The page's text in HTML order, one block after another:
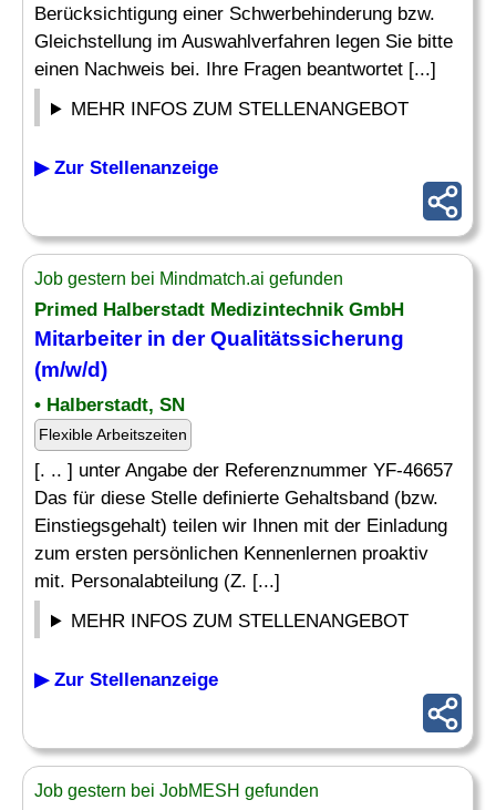
Berücksichtigung einer Schwerbehinderung bzw.
Gleichstellung im Auswahlverfahren legen Sie bitte
einen Nachweis bei. Ihre Fragen beantwortet [...]
MEHR INFOS ZUM STELLENANGEBOT
▶ Zur Stellenanzeige
Job gestern bei Mindmatch.ai gefunden
Primed Halberstadt Medizintechnik GmbH
Mitarbeiter in der Qualitätssicherung
(m/w/d)
• Halberstadt, SN
Flexible Arbeitszeiten
[. .. ] unter Angabe der Referenznummer YF-46657
Das für diese Stelle definierte Gehaltsband (bzw.
Einstiegsgehalt) teilen wir Ihnen mit der Einladung
zum ersten persönlichen Kennenlernen proaktiv
mit. Personalabteilung (Z. [...]
MEHR INFOS ZUM STELLENANGEBOT
▶ Zur Stellenanzeige
Job gestern bei JobMESH gefunden